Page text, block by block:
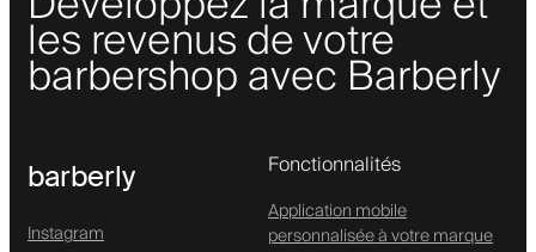
les revenus de votre
barbershop avec Barberly
barberly
Instagram
Fonctionnalités
Application mobile
personnalisée à votre marque